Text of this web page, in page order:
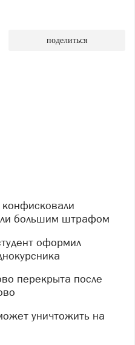
поделиться
большим штрафом